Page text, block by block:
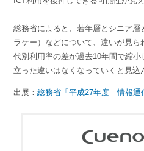
総務省によると、若年層とシニア
ラケー）などについて、違いが見
代別利用率の差が過去10年間で縮
立った違いはなくなっていくと見込
出展：総務省「平成27年度 情報通